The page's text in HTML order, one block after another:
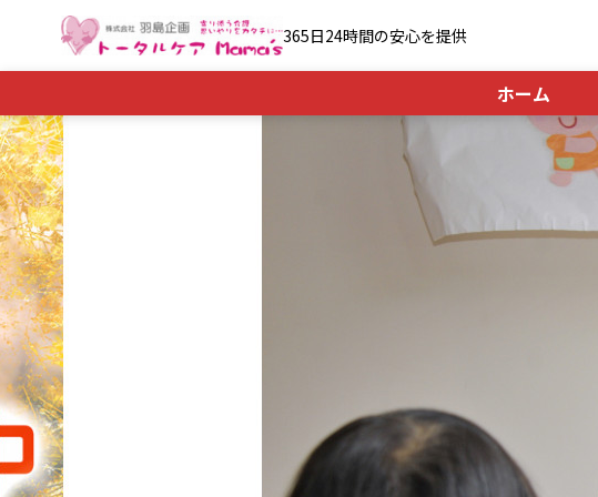
365日24時間の安心を提供
ホーム